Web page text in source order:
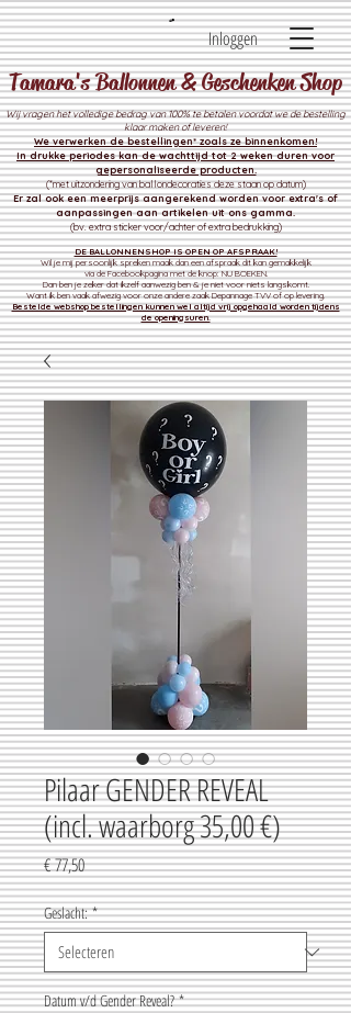
Tamara's Ballonnen & Geschenken Shop
Wij vragen het volledige bedrag van 100% te betalen voordat we de bestelling
klaar maken of leveren!
We verwerken de bestellingen* zoals ze binnenkomen!
In drukke periodes kan de wachttijd tot 2 weken duren voor
gepersonaliseerde producten.
(*met uitzondering van ballondecoraties deze staan op datum)
Er zal ook een meerprijs aangerekend worden voor extra's of
aanpassingen aan artikelen uit ons gamma.
(bv. extra sticker voor/achter of extra bedrukking)
DE BALLONNENSHOP IS OPEN OP AFSPRAAK!
Wil je mij persoonlijk spreken maak dan een afspraak dit kan gemakkelijk
via de Facebookpagina met de knop: NU BOEKEN.
Dan ben je zeker dat ikzelf aanwezig ben & je niet voor niets langskomt.
Want ik ben vaak afwezig voor onze andere zaakDepannage TVV of op levering.
Bestelde webshop bestellingen kunnen wel altijd vrij opgehaald worden tijdens
de openingsuren.
Inloggen
Pilaar GENDER REVEAL
(incl. waarborg 35,00 €)
€ 77,50Prijs
Geslacht: *
Datum v/d Gender Reveal? *